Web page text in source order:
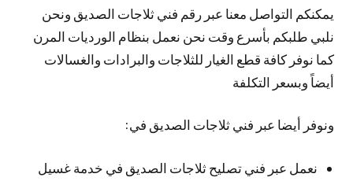
يمكنكم التواصل معنا عبر رقم فني ثلاجات الصديق ونحن
نلبي طلبكم بأسرع وقت نحن نعمل بنظام الورديات المرن
كما نوفر كافة قطع الغيار للثلاجات والبرادات والغسالات
أيضاً وبسعر التكلفة
ونوفر أيضا عبر فني ثلاجات الصديق في:
نعمل عبر فني تصليح ثلاجات الصديق في خدمة غسيل